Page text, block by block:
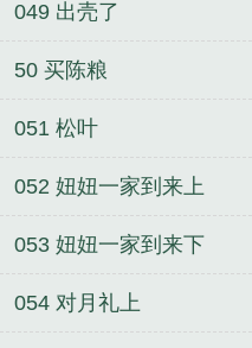
049 出壳了
50 买陈粮
051 松叶
052 妞妞一家到来上
053 妞妞一家到来下
054 对月礼上